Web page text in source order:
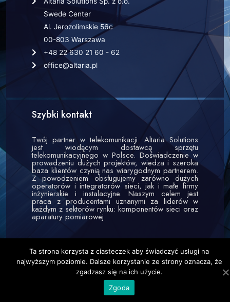
Swede Center
Al. Jerozolimskie 56c
00-803 Warszawa
+48 22 630 21 60 - 62
office@altaria.pl
Szybki kontakt
Twój partner w telekomunikacji. Altaria Solutions
jest wiodącym dostawcą sprzętu
telekomunikacyjnego w Polsce. Doświadczenie w
prowadzeniu dużych projektów, wiedza i szeroka
baza klientów czynią nas wiarygodnym partnerem.
Z powodzeniem obsługujemy zarówno dużych
operatorów i integratorów sieci, jak i małe firmy
inżynierskie i instalacyjne. Naszym celem jest
praca z producentami uznanymi za liderów w
każdym z sektorów rynku: komponentów sieci oraz
aparatury pomiarowej.
Ta strona korzysta z ciasteczek aby świadczyć usługi na
najwyższym poziomie. Dalsze korzystanie ze strony oznacza, że
zgadzasz się na ich użycie.
Zgoda